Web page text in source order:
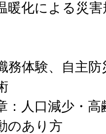
化による災害
体験、自主防
：人口減少・
のあり方